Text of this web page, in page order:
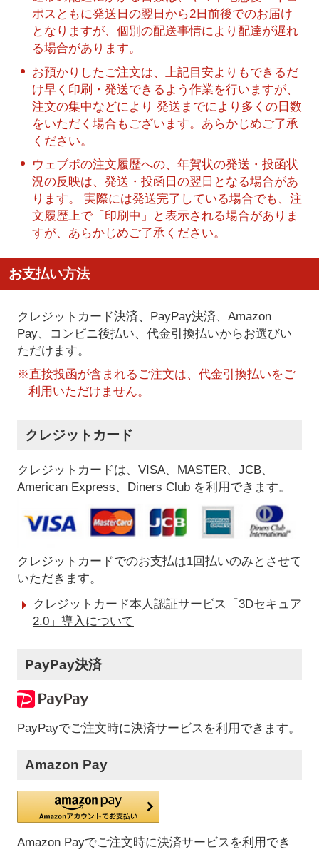
ポスともに発送日の翌日から2日前後でのお届け
となりますが、個別の配送事情により配達が遅れ
る場合があります。
お預かりしたご注文は、上記目安よりもできるだ
け早く印刷・発送できるよう作業を行いますが、
注文の集中などにより 発送までにより多くの日数
をいただく場合もございます。あらかじめご了承
ください。
ウェブポの注文履歴への、年賀状の発送・投函状
況の反映は、発送・投函日の翌日となる場合があ
ります。 実際には発送完了している場合でも、注
文履歴上で「印刷中」と表示される場合がありま
すが、あらかじめご了承ください。
お支払い方法
クレジットカード決済、PayPay決済、Amazon
Pay、コンビニ後払い、代金引換払いからお選びい
ただけます。
※直接投函が含まれるご注文は、代金引換払いをご
利用いただけません。
クレジットカード
クレジットカードは、VISA、MASTER、JCB、
American Express、Diners Club を利用できます。
クレジットカードでのお支払は1回払いのみとさせて
いただきます。
クレジットカード本人認証サービス「3Dセキュア
2.0」導入について
PayPay決済
PayPayでご注文時に決済サービスを利用できます。
Amazon Pay
Amazon Payでご注文時に決済サービスを利用でき